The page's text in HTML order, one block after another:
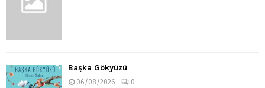
Başka Gökyüzü
06/08/2026 0